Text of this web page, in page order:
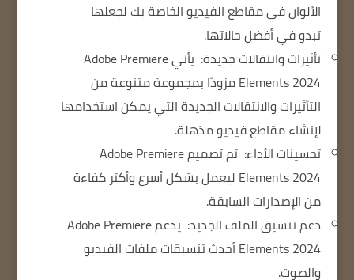
الألوان في مقاطع الفيديو الخاصة بك لجعلها
تبدو في أفضل حالاتها.
تأثيرات وانتقالات جديدة:
يأتي Adobe Premiere
Elements 2024 مزودًا بمجموعة متنوعة من
التأثيرات والانتقالات الجديدة التي يمكن استخدامها
لإنشاء مقاطع فيديو مذهلة.
تحسينات الأداء:
تم تصميم Adobe Premiere
Elements 2024 ليعمل بشكل أسرع وأكثر كفاءة
من الإصدارات السابقة.
دعم تنسيق الملف الجديد:
يدعم Adobe Premiere
Elements 2024 أحدث تنسيقات ملفات الفيديو
والصوت.